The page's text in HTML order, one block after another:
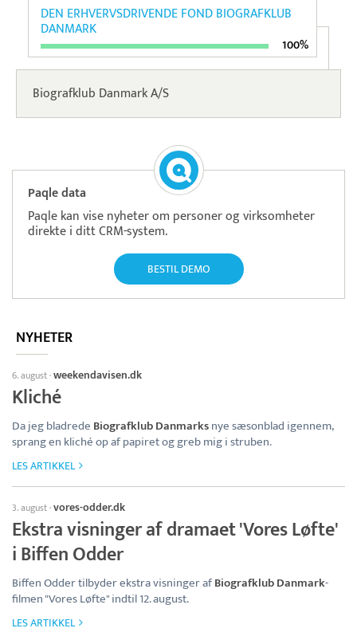
DEN ERHVERVSDRIVENDE FOND BIOGRAFKLUB
DANMARK
100%
Biografklub Danmark A/S
Paqle data
Paqle kan vise nyheter om personer og virksomheter
direkte i ditt CRM-system.
BESTIL DEMO
NYHETER
6. august·weekendavisen.dk
Kliché
Da jeg bladrede Biografklub Danmarksnye sæsonblad igennem,
sprang en kliché op af papiret og greb mig i struben.
LES ARTIKKEL
3. august·vores-odder.dk
Ekstra visninger af dramaet 'Vores Løfte'
i Biffen Odder
Biffen Odder tilbyder ekstra visninger afBiografklub Danmark-
filmen "Vores Løfte" indtil 12. august.
LES ARTIKKEL